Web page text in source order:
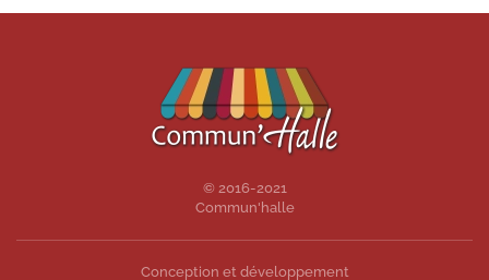
© 2016-2021
Commun'halle
Conception et développement